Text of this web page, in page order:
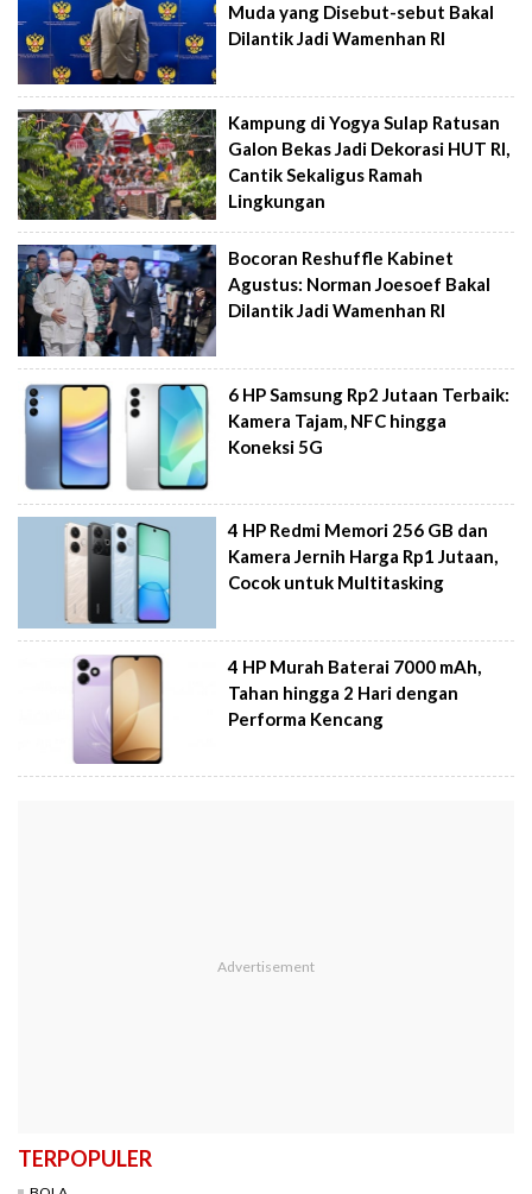
Muda yang Disebut-sebut Bakal
Dilantik Jadi Wamenhan RI
Kampung di Yogya Sulap Ratusan
Galon Bekas Jadi Dekorasi HUT RI,
Cantik Sekaligus Ramah
Lingkungan
Bocoran Reshuffle Kabinet
Agustus: Norman Joesoef Bakal
Dilantik Jadi Wamenhan RI
6 HP Samsung Rp2 Jutaan Terbaik:
Kamera Tajam, NFC hingga
Koneksi 5G
4 HP Redmi Memori 256 GB dan
Kamera Jernih Harga Rp1 Jutaan,
Cocok untuk Multitasking
4 HP Murah Baterai 7000 mAh,
Tahan hingga 2 Hari dengan
Performa Kencang
TERPOPULER